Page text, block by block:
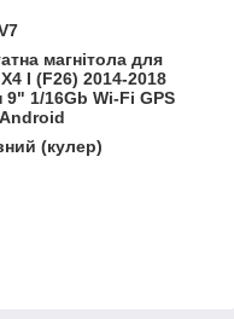
магнітола для
I (F26) 2014-2018
9" 1/16Gb Wi-Fi GPS
(кулер)